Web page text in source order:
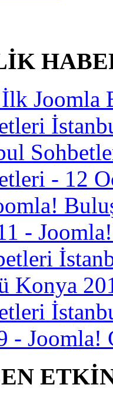
İlk Joomla
- 12
-
Konya
- Joomla!